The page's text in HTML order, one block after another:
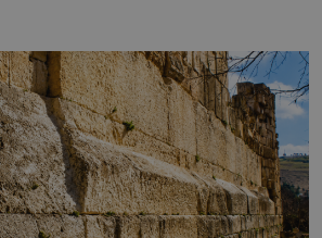
světa, která překvapuje
civilizace nebo dokonce
dávno před jejím objevením.